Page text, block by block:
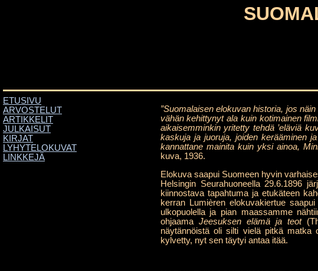
ETUSIVU
ARVOSTELUT
ARTIKKELIT
JULKAISUT
KIRJAT
LYHYTELOKUVAT
LINKKEJÄ
”Suomalaisen elokuvan historia, jos
vähän kehittynyt ala kuin kotimainen
aikaisemminkin yritetty tehdä ’eläviä
kaskuja ja juoruja, joiden kerääminen
kannattane mainita kuin yksi ainoa,
kuva, 1936.
Elokuva saapui Suomeen hyvin
Helsingin Seurahuoneella 29.6.1896
kiinnostava tapahtuma ja etukäteen
kerran Lumièren elokuvakiertue
ulkopuolella ja pian maassamme
ohjaama Jeesuksen elämä ja teot
näytännöistä oli silti vielä pitkä matka
kylvetty, nyt sen täytyi antaa itää.